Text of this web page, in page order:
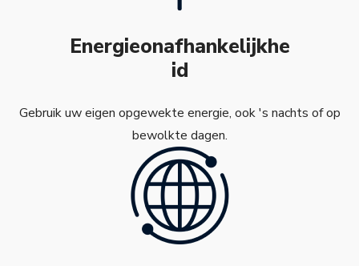
Energieonafhankelijkhe
id
Gebruik uw eigen opgewekte energie, ook 's nachts of op
bewolkte dagen.